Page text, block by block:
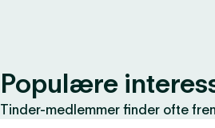
Populære
Tinder-medlemmer finder ofte